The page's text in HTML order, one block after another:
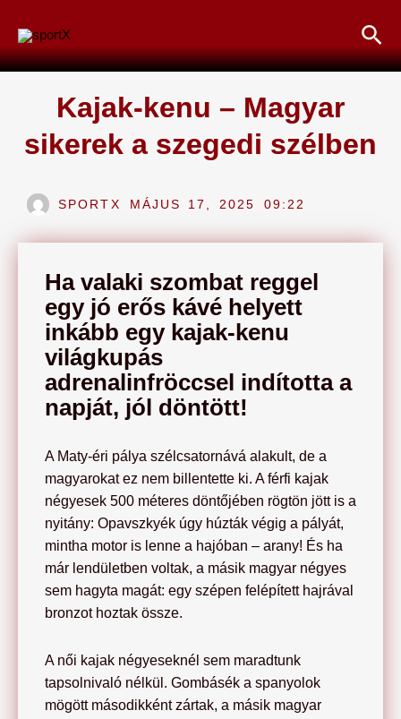
content
Kajak-kenu – Magyar
sikerek a szegedi szélben
SPORTX MÁJUS 17, 2025 09:22
Ha valaki szombat reggel
egy jó erős kávé helyett
inkább egy kajak-kenu
világkupás
adrenalinfröccsel indította a
napját, jól döntött!
A Maty-éri pálya szélcsatornává alakult, de a
magyarokat ez nem billentette ki. A férfi kajak
négyesek 500 méteres döntőjében rögtön jött is a
nyitány: Opavszkyék úgy húzták végig a pályát,
mintha motor is lenne a hajóban – arany! És ha
már lendületben voltak, a másik magyar négyes
sem hagyta magát: egy szépen felépített hajrával
bronzot hoztak össze.
A női kajak négyeseknél sem maradtunk
tapsolnivaló nélkül. Gombásék a spanyolok
mögött másodikként zártak, a másik magyar